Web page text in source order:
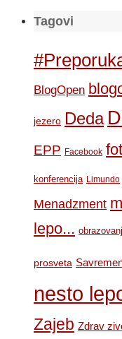
Tagovi
BlogOpen
jezero Deda
EPP Facebook
konferencija Limundo
Menadzment
lepo...
prosveta
nesto
Zajeb Zdrav